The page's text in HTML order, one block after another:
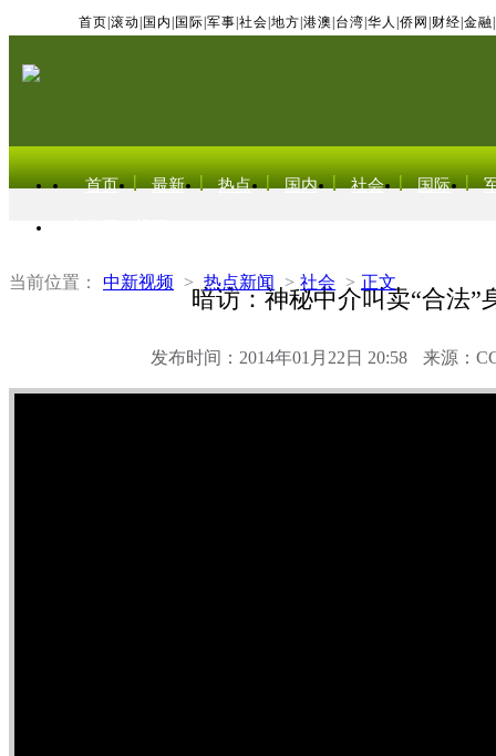
首页 滚动 国内 国际 军事 社会 地方 港澳 台湾 华人 侨网 财经 金融
首页 最新 热点 国内 社会 国际
当前位置： 中新视频 > 热点新闻 > 社会 > 正文
暗访：神秘中介叫卖“合法”
发布时间：2014年01月22日 20:58 来源：